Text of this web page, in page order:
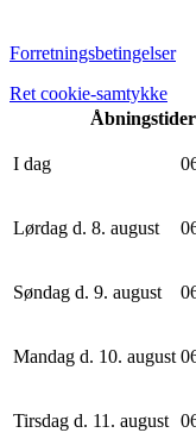
Forretningsbetingelser
Ret cookie-samtykke
Åbningstider
I dag 0
Lørdag d. 8. august 0
Søndag d. 9. august 0
Mandag d. 10. august 0
Tirsdag d. 11. august 0